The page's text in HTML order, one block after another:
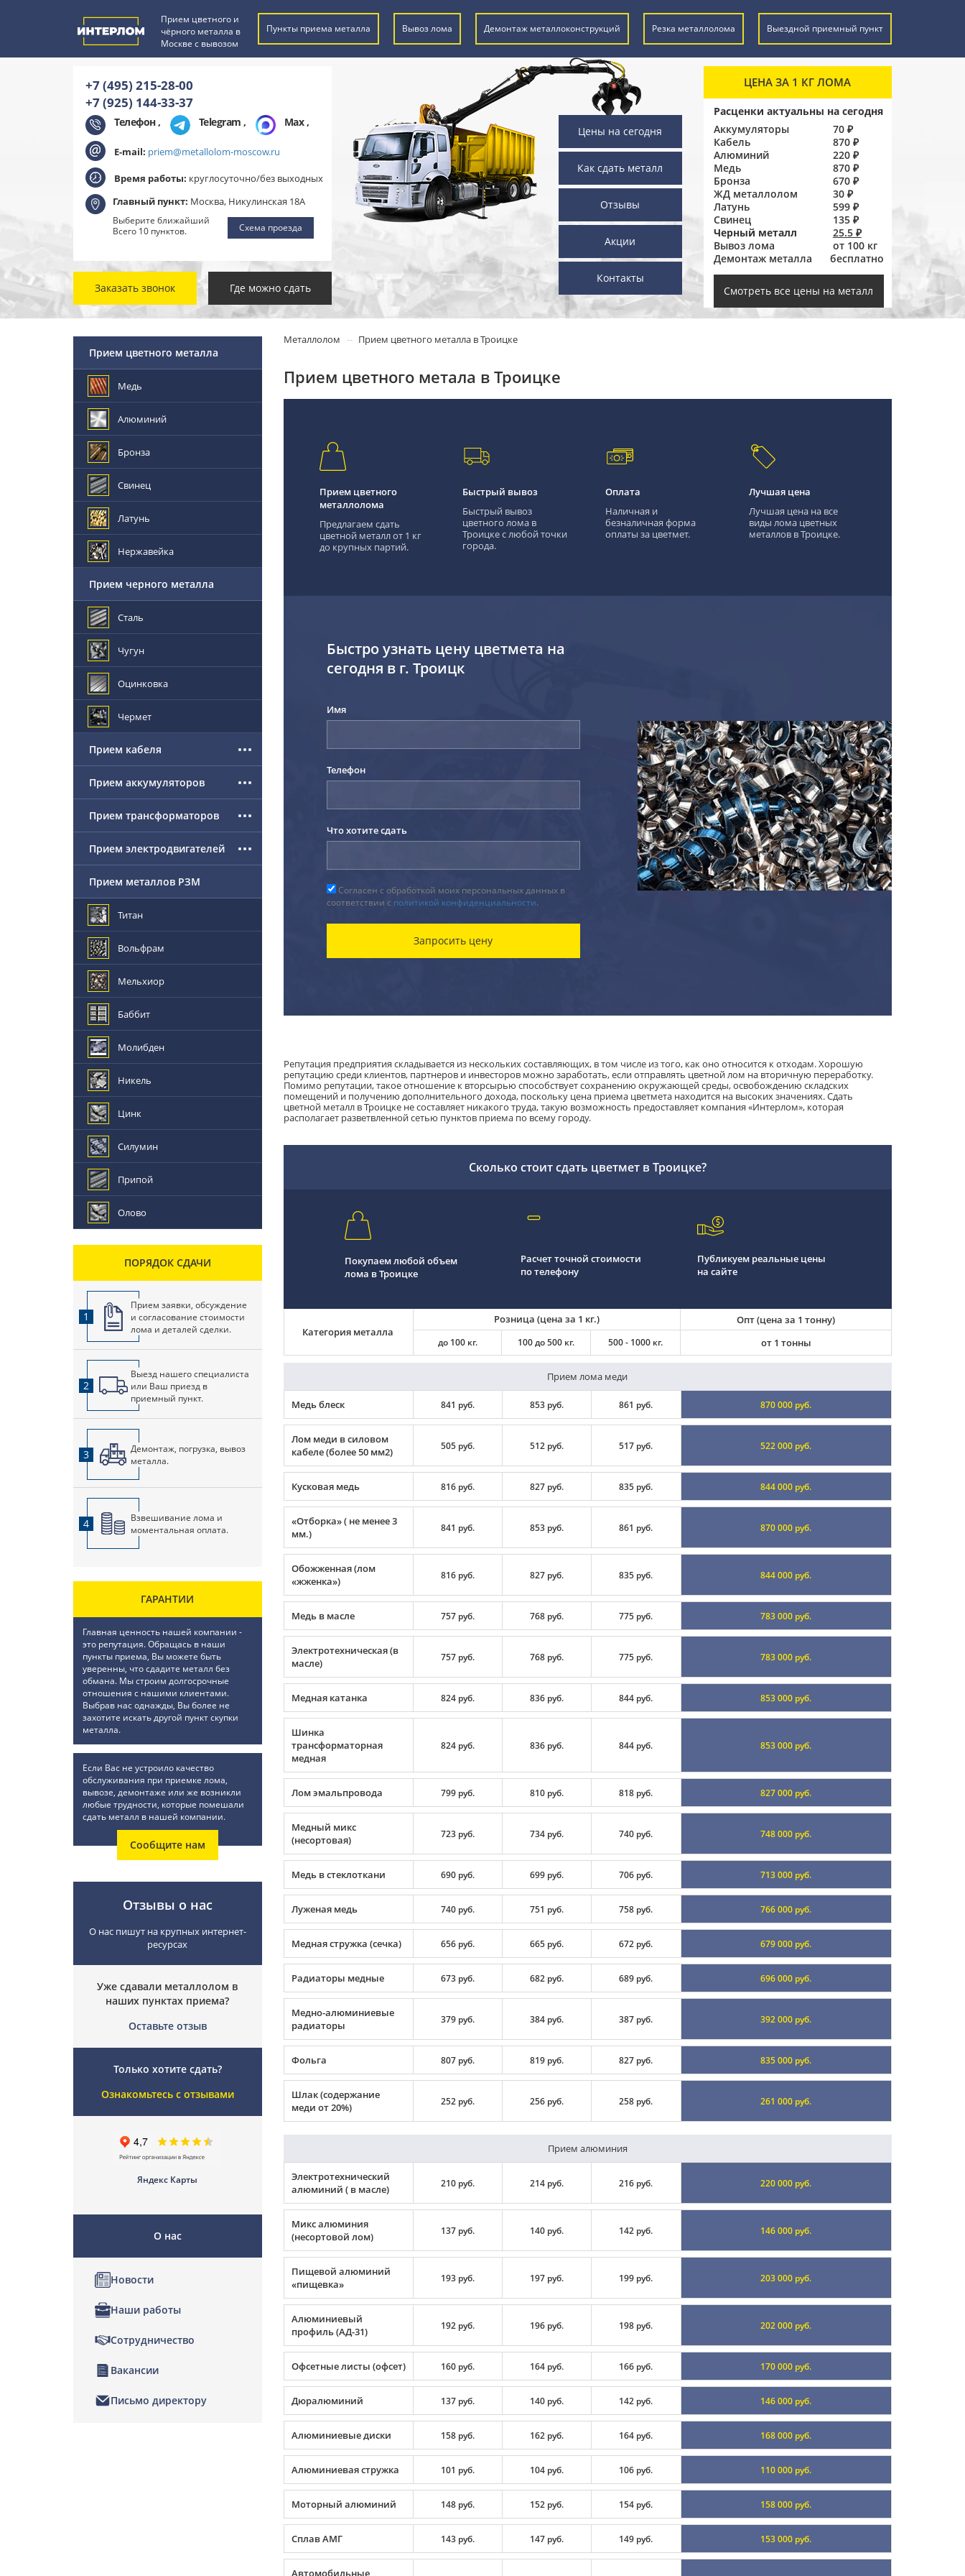
Прием цветного и
чёрного металла в
Москве с вывозом
Пункты приема металла Вывоз лома Демонтаж металлоконструкций Резка металлолома Выездной приемный пункт
+7 (495) 215-28-00
+7 (925) 144-33-37
Телефон , Telegram , Max,
E-mail: priem@metallolom-moscow.ru
Время работы: круглосуточно/без выходных
Главный пункт: Москва, Никулинская 18А
Выберите ближайший
Всего 10 пунктов.
Схема проезда
Заказать звонок Где можно сдать
ЦЕНА ЗА 1 КГ ЛОМА
Расценки актуальны на сегодня
Аккумуляторы
70 ₽
Кабель
870 ₽
Алюминий
220 ₽
Медь
870 ₽
Бронза
670 ₽
ЖД металлолом
30 ₽
Латунь
599 ₽
Свинец
135 ₽
Черный металл
25.5 ₽
Вывоз лома
от 100 кг
Демонтаж металла
бесплатно
Смотреть все цены на металл
Цены на сегодня
Как сдать металл
Отзывы
Акции
Контакты
Металлолом Прием цветного металла в Троицке
Прием цветного метала в Троицке
Прием цветного
металлолома
Предлагаем сдать
цветной металл от 1 кг
до крупных партий.
Быстрый вывоз
Быстрый вывоз
цветного лома в
Троицке с любой точки
города.
Оплата
Наличная и
безналичная форма
оплаты за цветмет.
Лучшая цена
Лучшая цена на все
виды лома цветных
металлов в Троицке.
Быстро узнать цену цветмета на
сегодня в г. Троицк
Имя
Телефон
Что хотите сдать
Согласен с обработкой моих персональных данных в
соответствии с политикой конфиденциальности.
Репутация предприятия складывается из нескольких составляющих, в том числе из того, как оно относится к отходам. Хорошую
репутацию среди клиентов, партнеров и инвесторов можно заработать, если отправлять цветной лом на вторичную переработку.
Помимо репутации, такое отношение к вторсырью способствует сохранению окружающей среды, освобождению складских
помещений и получению дополнительного дохода, поскольку цена приема цветмета находится на высоких значениях. Сдать
цветной металл в Троицке не составляет никакого труда, такую возможность предоставляет компания «Интерлом», которая
располагает разветвленной сетью пунктов приема по всему городу.
Сколько стоит сдать цветмет в Троицке?
Покупаем любой объем
лома в Троицке
Расчет точной стоимости
по телефону
Публикуем реальные цены
на сайте
Категория металла
Розница (цена за 1 кг.)
до 100 кг. 100 до 500 кг. 500 - 1000 кг.
Опт (цена за 1 тонну)
от 1 тонны
Прием лома меди
Медь блеск 841 руб. 853 руб. 861 руб. 870 000 руб.
Лом меди в силовом
кабеле (более 50 мм2)
505 руб. 512 руб. 517 руб. 522 000 руб.
Кусковая медь 816 руб. 827 руб. 835 руб. 844 000 руб.
«Отборка» ( не менее 3
мм.)
841 руб. 853 руб. 861 руб. 870 000 руб.
Обожженная (лом
«жженка»)
816 руб. 827 руб. 835 руб. 844 000 руб.
Медь в масле 757 руб. 768 руб. 775 руб. 783 000 руб.
Электротехническая (в
масле)
757 руб. 768 руб. 775 руб. 783 000 руб.
Медная катанка 824 руб. 836 руб. 844 руб. 853 000 руб.
Шинка
трансформаторная
медная
824 руб. 836 руб. 844 руб. 853 000 руб.
Лом эмальпровода 799 руб. 810 руб. 818 руб. 827 000 руб.
Медный микс
(несортовая)
723 руб. 734 руб. 740 руб. 748 000 руб.
Медь в стеклоткани 690 руб. 699 руб. 706 руб. 713 000 руб.
Луженая медь 740 руб. 751 руб. 758 руб. 766 000 руб.
Медная стружка (сечка) 656 руб. 665 руб. 672 руб. 679 000 руб.
Радиаторы медные 673 руб. 682 руб. 689 руб. 696 000 руб.
Медно-алюминиевые
радиаторы
379 руб. 384 руб. 387 руб. 392 000 руб.
Фольга 807 руб. 819 руб. 827 руб. 835 000 руб.
Шлак (содержание
меди от 20%)
252 руб. 256 руб. 258 руб. 261 000 руб.
Прием алюминия
Электротехнический
алюминий ( в масле)
210 руб. 214 руб. 216 руб. 220 000 руб.
Микс алюминия
(несортовой лом)
137 руб. 140 руб. 142 руб. 146 000 руб.
Пищевой алюминий
«пищевка»
193 руб. 197 руб. 199 руб. 203 000 руб.
Алюминиевый
профиль (АД-31)
192 руб. 196 руб. 198 руб. 202 000 руб.
Офсетные листы (офсет) 160 руб. 164 руб. 166 руб. 170 000 руб.
Дюралюминий 137 руб. 140 руб. 142 руб. 146 000 руб.
Алюминиевые диски 158 руб. 162 руб. 164 руб. 168 000 руб.
Алюминиевая стружка 101 руб. 104 руб. 106 руб. 110 000 руб.
Моторный алюминий 148 руб. 152 руб. 154 руб. 158 000 руб.
Сплав АМГ 143 руб. 147 руб. 149 руб. 153 000 руб.
Автомобильные
Прием цветного металла
Медь
Алюминий
Бронза
Свинец
Латунь
Нержавейка
Прием черного металла
Сталь
Чугун
Оцинковка
Чермет
Прием кабеля
Прием аккумуляторов
Прием трансформаторов
Прием электродвигателей
Прием металлов РЗМ
Титан
Вольфрам
Мельхиор
Баббит
Молибден
Никель
Цинк
Силумин
Припой
Олово
ПОРЯДОК СДАЧИ
1
Прием заявки, обсуждение
и согласование стоимости
лома и деталей сделки.
2
Выезд нашего специалиста
или Ваш приезд в
приемный пункт.
3
Демонтаж, погрузка, вывоз
металла.
4
Взвешивание лома и
моментальная оплата.
ГАРАНТИИ
Главная ценность нашей компании -
это репутация. Обращась в наши
пункты приема, Вы можете быть
уверенны, что сдадите металл без
обмана. Мы строим долгосрочные
отношения с нашими клиентами.
Выбрав нас однажды, Вы более не
захотите искать другой пункт скупки
металла.
Если Вас не устроило качество
обслуживания при приемке лома,
вывозе, демонтаже или же возникли
любые трудности, которые помешали
сдать металл в нашей компании.
Сообщите нам
Отзывы о нас
О нас пишут на крупных интернет-
ресурсах
Уже сдавали металлолом в
наших пунктах приема?
Оставьте отзыв
Только хотите сдать?
Ознакомьтесь с отзывами
Яндекс Карты
О нас
Новости
Наши работы
Сотрудничество
Вакансии
Письмо директору